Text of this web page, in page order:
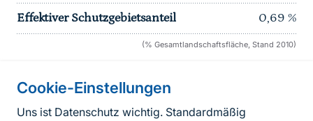
Cookie-Einstellungen
Uns ist Datenschutz wichtig. Standardmäßig
Effektiver Schutzgebietsanteil 0,69 %
(% Gesamtlandschaftsfläche, Stand 2010)
Informationen zur Seite